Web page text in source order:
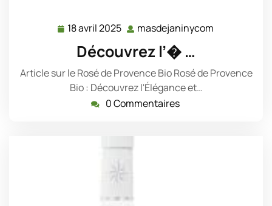
18 avril 2025 18
2025
masdejaninycom
Découvrez l’� …
Article sur le Rosé de Provence Bio Rosé de Provence
Bio : Découvrez l'Élégance et…
0 Commentaires